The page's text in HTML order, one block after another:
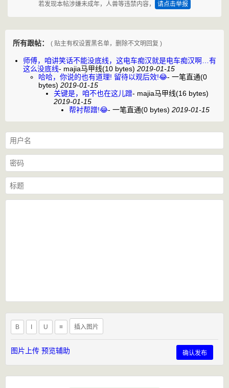
若发现本帖涉嫌未成年，人兽等违禁内容，
请点击举报
所有跟帖： ( 贴主有权设置黑名单，删除不文明回复 )
师傅，咱讲笑话不能没底线，这电车痴汉就是电车痴汉啊…有
这么没底线- majia马甲线(10 bytes) 2019-01-15
哈哈，你说的也有道理! 留待以观后效!😂- 一笔直通(0
bytes) 2019-01-15
关键是，咱不也在这儿蹭- majia马甲线(16 bytes)
2019-01-15
帮衬帮蹭!😂- 一笔直通(0 bytes) 2019-01-15
B U ≡ 插入图片
图片上传 预览辅助 确认发布